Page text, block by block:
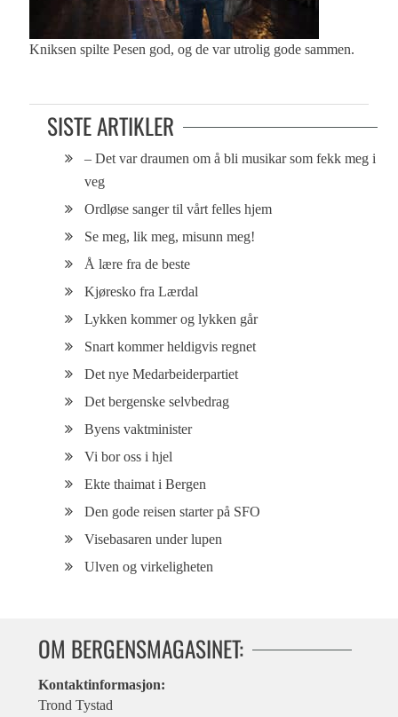
Kniksen spilte Pesen god, og de var utrolig gode sammen.
SISTE ARTIKLER
– Det var draumen om å bli musikar som fekk meg i
veg
Ordløse sanger til vårt felles hjem
Se meg, lik meg, misunn meg!
Å lære fra de beste
Kjøresko fra Lærdal
Lykken kommer og lykken går
Snart kommer heldigvis regnet
Det nye Medarbeiderpartiet
Det bergenske selvbedrag
Byens vaktminister
Vi bor oss i hjel
Ekte thaimat i Bergen
Den gode reisen starter på SFO
Visebasaren under lupen
Ulven og virkeligheten
OM BERGENSMAGASINET:
Kontaktinformasjon:
Trond Tystad